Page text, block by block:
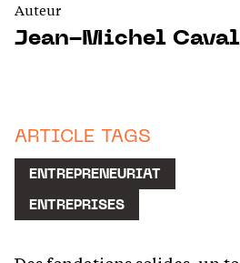
Auteur
Jean-Michel
ARTICLE TAGS
ENTREPRENEURIAT
ENTREPRISES